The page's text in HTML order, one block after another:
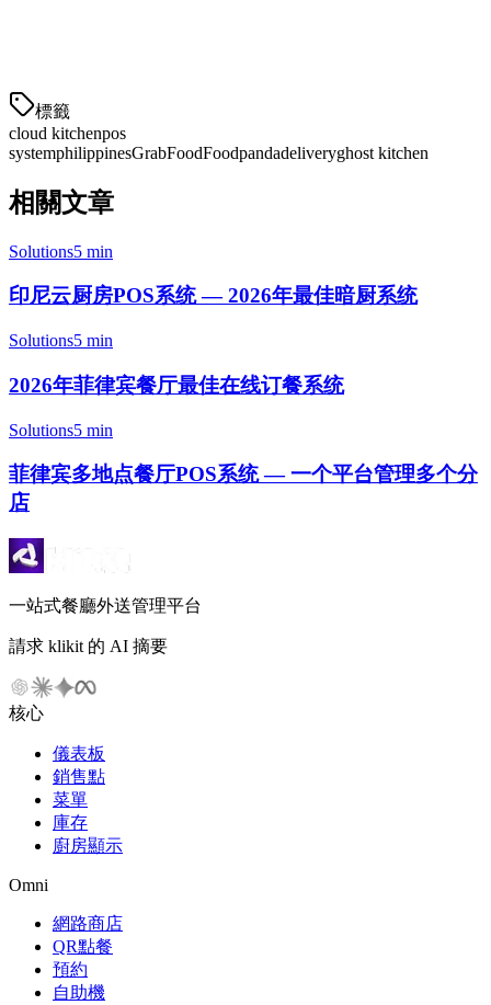
標籤
cloud kitchenpos
systemphilippinesGrabFoodFoodpandadeliveryghost kitchen
相關文章
Solutions5 min
印尼云厨房POS系统 — 2026年最佳暗厨系统
Solutions5 min
2026年菲律宾餐厅最佳在线订餐系统
Solutions5 min
菲律宾多地点餐厅POS系统 — 一个平台管理多个分
店
一站式餐廳外送管理平台
請求 klikit 的 AI 摘要
核心
儀表板
銷售點
菜單
庫存
廚房顯示
Omni
網路商店
QR點餐
預約
自助機